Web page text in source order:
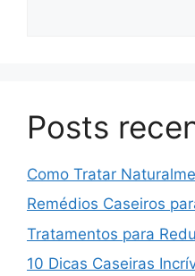
Posts
Como Tratar
Remédios Caseiros
Tratamentos para
10 Dicas Caseiras